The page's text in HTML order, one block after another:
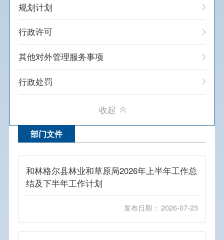
规划计划
行政许可
其他对外管理服务事项
行政处罚
应急管理
财政预决算
政府采购
建议提案办理
收起
公开单位：林业和草原局
办公地址： 和林格尔县城关镇新民街北
102号
联系电话： 0471-7191467
办公时间： 上午8:30-12:00，下午2:30-
5:30（节假日及双休日除外）
部门文件
和林格尔县林业和草原局2026年上半年工作总
结及下半年工作计划
发布日期： 2026-07-23